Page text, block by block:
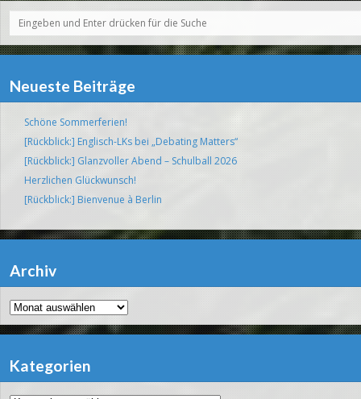
Neueste Beiträge
Schöne Sommerferien!
[Rückblick:] Englisch-LKs bei „Debating Matters“
[Rückblick:] Glanzvoller Abend – Schulball 2026
Herzlichen Glückwunsch!
[Rückblick:] Bienvenue à Berlin
Archiv
Archiv
Kategorien